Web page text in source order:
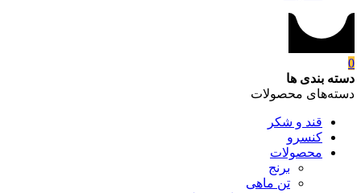
0
دسته بندی ها
دسته‌های محصولات
قند و شکر
کنسرو
محصولات
برنج
تن ماهی